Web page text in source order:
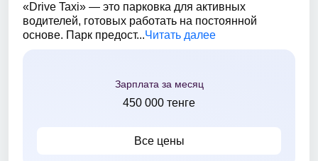
«Drive Taxi» — это парковка для активных
водителей, готовых работать на постоянной
основе. Парк предост...Читать далее
Зарплата за месяц
450 000 тенге
Все цены